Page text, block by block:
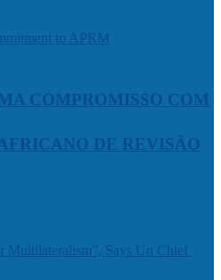
COMPROMISSO COM
DE REVISÃO